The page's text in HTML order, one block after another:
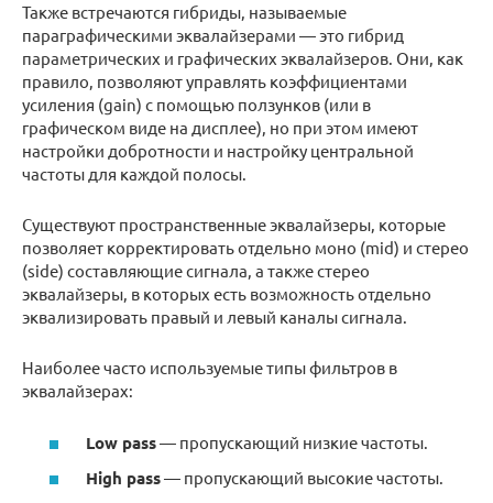
Также встречаются гибриды, называемые
параграфическими эквалайзерами — это гибрид
параметрических и графических эквалайзеров. Они, как
правило, позволяют управлять коэффициентами
усиления (gain) с помощью ползунков (или в
графическом виде на дисплее), но при этом имеют
настройки добротности и настройку центральной
частоты для каждой полосы.
Существуют пространственные эквалайзеры, которые
позволяет корректировать отдельно моно (mid) и стерео
(side) составляющие сигнала, а также стерео
эквалайзеры, в которых есть возможность отдельно
эквализировать правый и левый каналы сигнала.
Наиболее часто используемые типы фильтров в
эквалайзерах:
Low pass— пропускающий низкие частоты.
High pass— пропускающий высокие частоты.